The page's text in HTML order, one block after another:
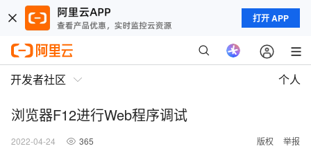
打开 APP
开发者社区 个人
浏览器F12进行Web程序调试
2022-04-24 365 版权 举报